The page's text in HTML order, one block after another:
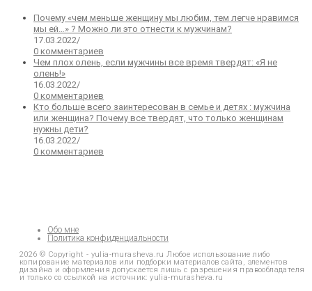
Почему «чем меньше женщину мы любим, тем легче нравимся
мы ей…» ? Можно ли это отнести к мужчинам?
17.03.2022/
0 комментариев
Чем плох олень, если мужчины все время твердят: «Я не
олень!»
16.03.2022/
0 комментариев
Кто больше всего заинтересован в семье и детях : мужчина
или женщина? Почему все твердят, что только женщинам
нужны дети?
16.03.2022/
0 комментариев
Обо мне
Политика конфиденциальности
2026 © Copyright - yulia-murasheva.ru Любое использование либо
копирование материалов или подборки материалов сайта, элементов
дизайна и оформления допускается лишь с разрешения правообладателя
и только со ссылкой на источник: yulia-murasheva.ru